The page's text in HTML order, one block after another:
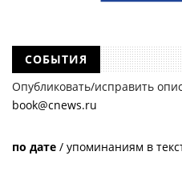
СОБЫТИЯ
Опубликовать/исправить
book@cnews.ru
по дате / упоминаниям в